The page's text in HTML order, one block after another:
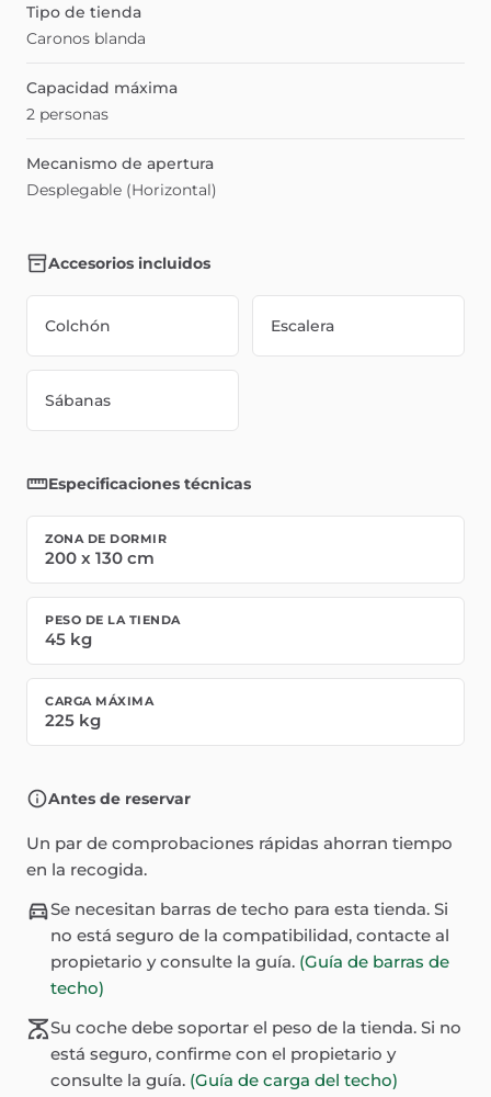
Tipo de tienda
Caronos blanda
Capacidad máxima
2 personas
Mecanismo de apertura
Desplegable (Horizontal)
Accesorios incluidos
Colchón Escalera
Sábanas
Especificaciones técnicas
ZONA DE DORMIR
200 x 130 cm
PESO DE LA TIENDA
45 kg
CARGA MÁXIMA
225 kg
Antes de reservar
Un par de comprobaciones rápidas ahorran tiempo
en la recogida.
Se necesitan barras de techo para esta tienda. Si
no está seguro de la compatibilidad, contacte al
propietario y consulte la guía. (Guía de barras de
techo)
Su coche debe soportar el peso de la tienda. Si no
está seguro, confirme con el propietario y
consulte la guía. (Guía de carga del techo)